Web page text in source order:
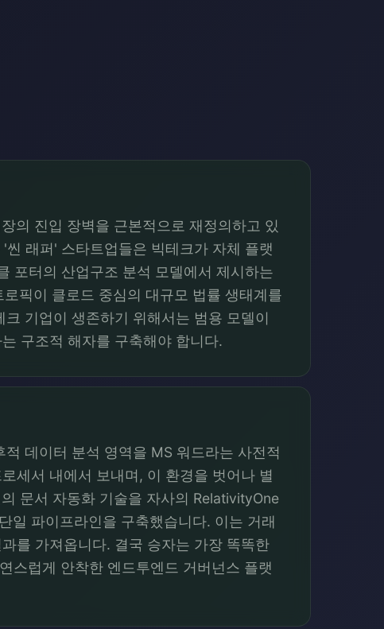
의 진입 장벽을 근본적으로 재정의하고 있
래퍼' 스타트업들은 빅테크가 자체 플랫
포터의 산업구조 분석 모델에서 제시하는
픽이 클로드 중심의 대규모 법률 생태계를
기업이 생존하기 위해서는 범용 모델이
구조적 해자를 구축해야 합니다.
데이터 분석 영역을 MS 워드라는 사전적
세서 내에서 보내며, 이 환경을 벗어나 별
문서 자동화 기술을 자사의 RelativityOne
일 파이프라인을 구축했습니다. 이는 거래
를 가져옵니다. 결국 승자는 가장 똑똑한
스럽게 안착한 엔드투엔드 거버넌스 플랫